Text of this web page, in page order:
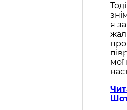
я
мої